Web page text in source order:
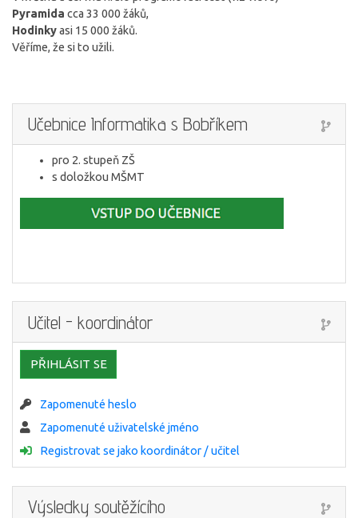
Pyramida cca 33 000 žáků,
Hodinkyasi 15 000 žáků.
Věříme, že si to užili.
Učebnice Informatika s Bobříkem
pro 2. stupeň ZŠ
s doložkou MŠMT
Učitel - koordinátor
PŘIHLÁSIT SE
Zapomenuté heslo
Zapomenuté uživatelské jméno
Registrovat se jako koordinátor / učitel
Výsledky soutěžícího